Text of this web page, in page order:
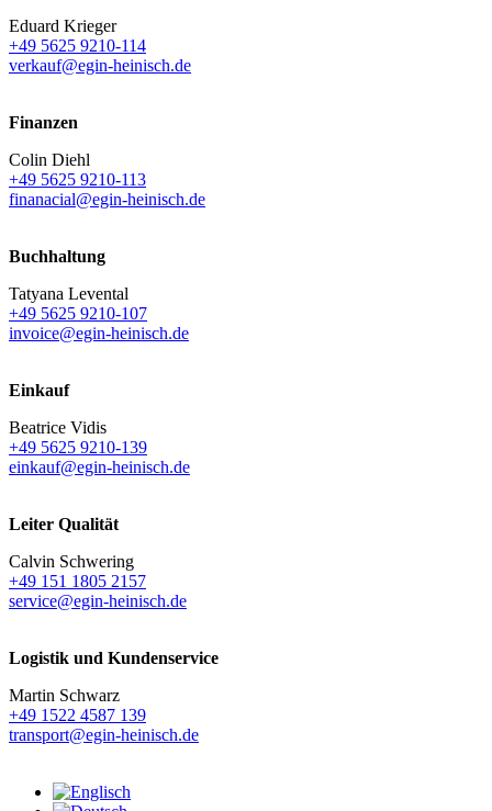
Eduard Krieger
+49 5625 9210-114
verkauf@egin-heinisch.de
Finanzen
Colin Diehl
+49 5625 9210-113
finanacial@egin-heinisch.de
Buchhaltung
Tatyana Levental
+49 5625 9210-107
invoice@egin-heinisch.de
Einkauf
Beatrice Vidis
+49 5625 9210-139
einkauf@egin-heinisch.de
Leiter Qualität
Calvin Schwering
+49 151 1805 2157
service@egin-heinisch.de
Logistik und Kundenservice
Martin Schwarz
+49 1522 4587 139
transport@egin-heinisch.de